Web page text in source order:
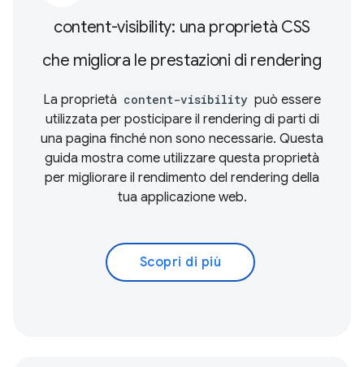
content-visibility: una proprietà CSS
che migliora le prestazioni di rendering
La proprietà content-visibility può essere
utilizzata per posticipare il rendering di parti di
una pagina finché non sono necessarie. Questa
guida mostra come utilizzare questa proprietà
per migliorare il rendimento del rendering della
tua applicazione web.
Scopri di più